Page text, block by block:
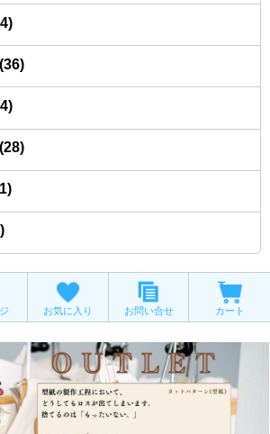
お気に入り お問い合せ カート